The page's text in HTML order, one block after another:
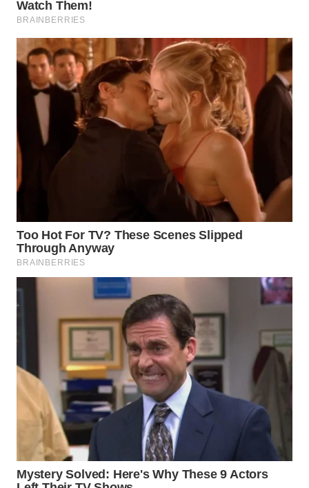
WN
KARAWANG
WN
BEKASI
WN
BOGOR
TAPANULI
UTARA
WN
WN
SUMEDANG
WN
CIANJUR